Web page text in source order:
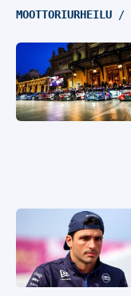
MOOTTORIURHEILU